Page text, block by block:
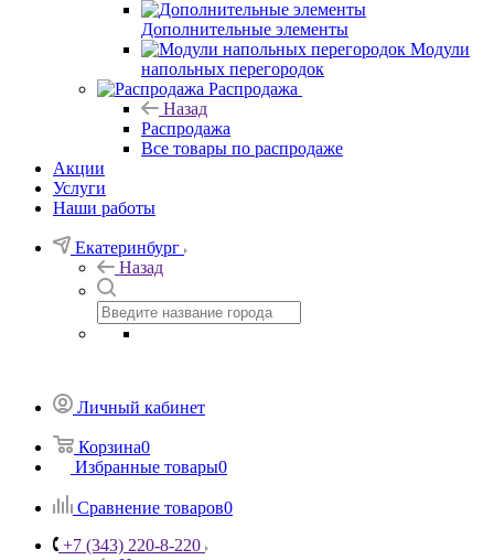
Дополнительные элементы
Модули
напольных перегородок
Распродажа
Назад
Распродажа
Все товары по распродаже
Акции
Услуги
Наши работы
Екатеринбург
Назад
Личный кабинет
Корзина0
Избранные товары0
Сравнение товаров0
+7 (343) 220-8-220